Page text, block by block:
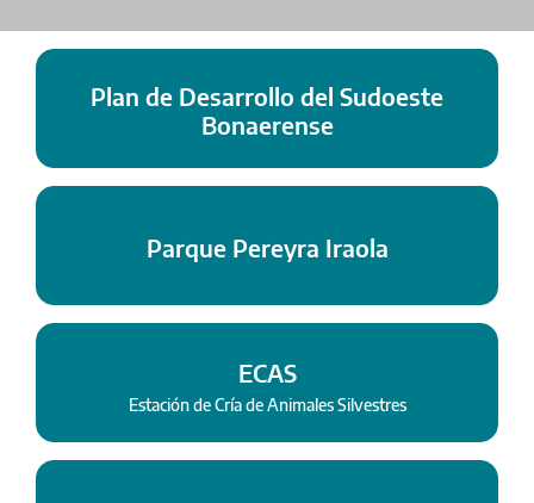
Plan de Desarrollo del Sudoeste
Bonaerense
Parque Pereyra Iraola
ECAS
Estación de Cría de Animales Silvestres